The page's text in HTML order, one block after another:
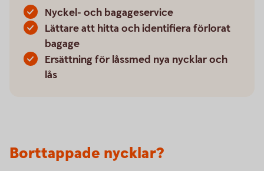
Nyckel- och bagageservice
Lättare att hitta och identifiera förlorat
bagage
Ersättning för låssmed nya nycklar och
lås
Borttappade nycklar?